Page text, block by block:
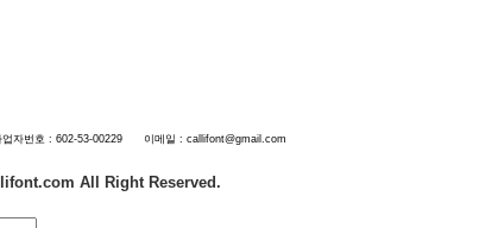
자번호 : 602-53-00229 이메일 : callifont@gmail.com
All Right Reserved.